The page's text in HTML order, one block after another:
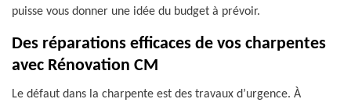
puisse vous donner une idée du budget à prévoir.
Des réparations efficaces de vos charpentes
avec Rénovation CM
Le défaut dans la charpente est des travaux d’urgence. À